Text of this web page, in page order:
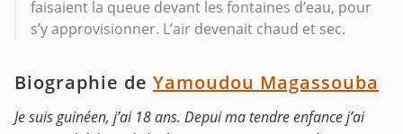
faisaient la queue devant les fontaines d’eau, pour
s’y approvisionner. L’air devenait chaud et sec.
Biographie de Yamoudou Magassouba
Je suis guinéen, j’ai 18 ans. Depui ma tendre enfance j’ai